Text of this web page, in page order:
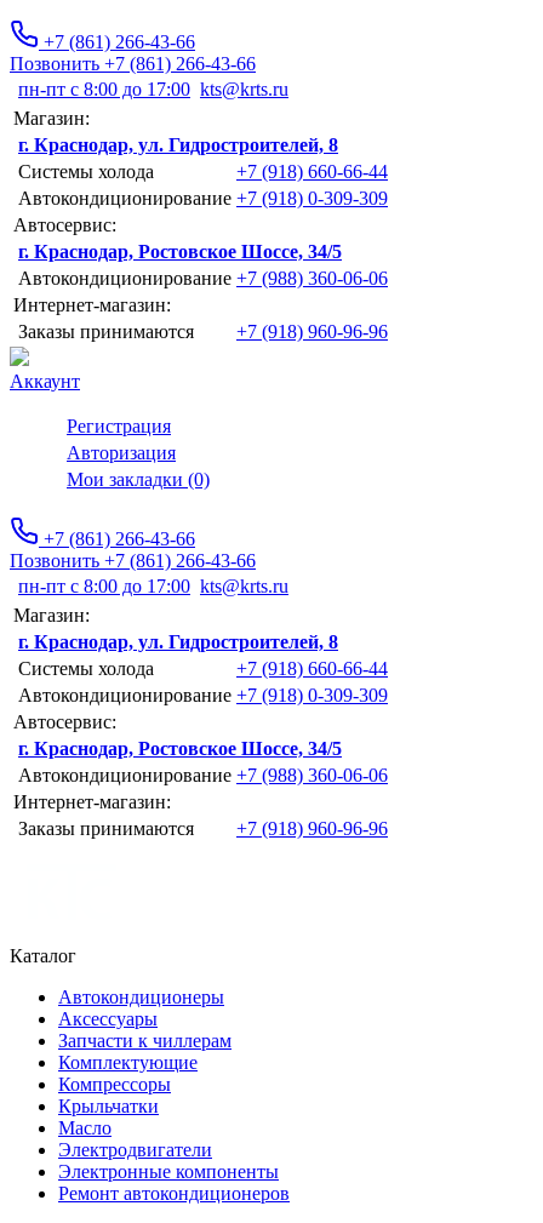
+7 (861) 266-43-66
Позвонить +7 (861) 266-43-66
пн-пт с 8:00 до 17:00 kts@krts.ru
Магазин:
г. Краснодар, ул. Гидростроителей, 8
Системы холода
+7 (918) 660-66-44
Автокондиционирование +7 (918) 0-309-309
Автосервис:
г. Краснодар, Ростовское Шоссе, 34/5
Автокондиционирование +7 (988) 360-06-06
Интернет-магазин:
Заказы принимаются
+7 (918) 960-96-96
Аккаунт
Регистрация
Авторизация
Мои закладки (0)
+7 (861) 266-43-66
Позвонить +7 (861) 266-43-66
пн-пт с 8:00 до 17:00 kts@krts.ru
Магазин:
г. Краснодар, ул. Гидростроителей, 8
Системы холода
+7 (918) 660-66-44
Автокондиционирование +7 (918) 0-309-309
Автосервис:
г. Краснодар, Ростовское Шоссе, 34/5
Автокондиционирование +7 (988) 360-06-06
Интернет-магазин:
Заказы принимаются
+7 (918) 960-96-96
Каталог
Автокондиционеры
Аксессуары
Запчасти к чиллерам
Комплектующие
Компрессоры
Крыльчатки
Масло
Электродвигатели
Электронные компоненты
Ремонт автокондиционеров